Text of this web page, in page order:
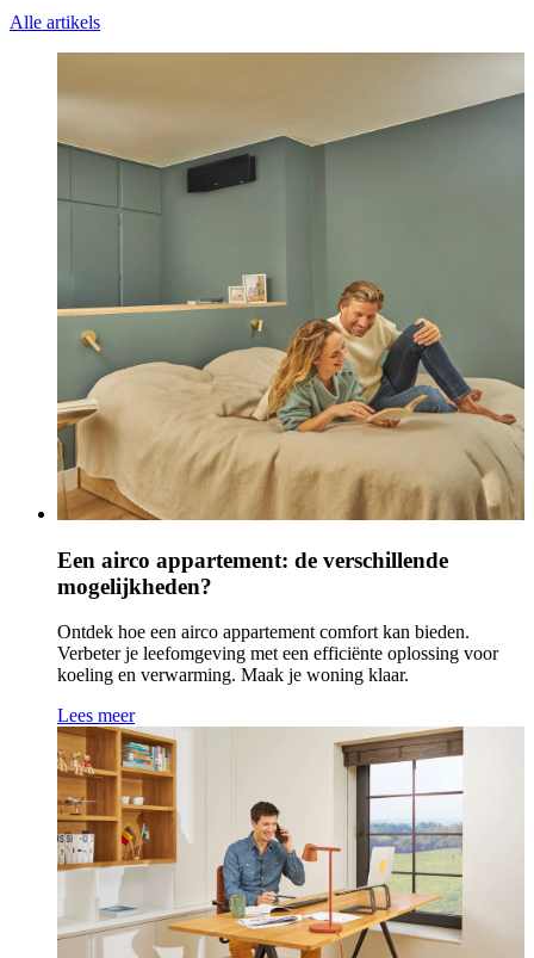
Alle artikels
Een airco appartement: de verschillende
mogelijkheden?
Ontdek hoe een airco appartement comfort kan bieden.
Verbeter je leefomgeving met een efficiënte oplossing voor
koeling en verwarming. Maak je woning klaar.
Lees meer